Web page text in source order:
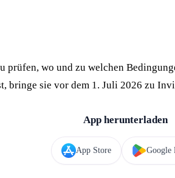
prüfen, wo und zu welchen
bringe sie vor dem 1. Juli 2026 zu
App herunterladen
App Store Google